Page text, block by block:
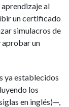
al
un certificado
simulacros de
aprobar un
ya establecidos
los
en inglés)—,